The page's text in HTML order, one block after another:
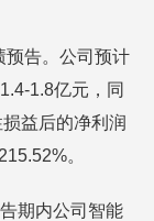
预告。公司预计
1.8亿元，同
益后的净利润
。
期内公司智能